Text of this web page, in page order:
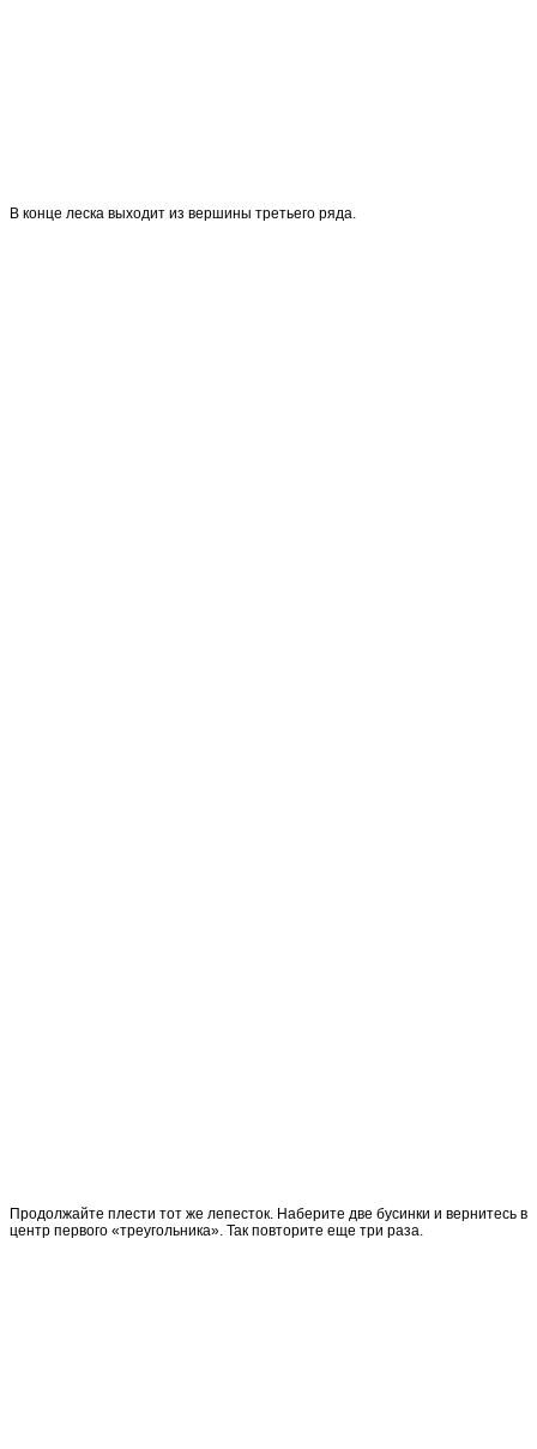
В конце леска выходит из вершины третьего ряда.
Продолжайте плести тот же лепесток. Наберите две бусинки и вернитесь в
центр первого «треугольника». Так повторите еще три раза.